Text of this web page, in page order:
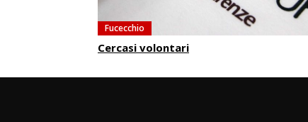
Fucecchio
Cercasi volontari